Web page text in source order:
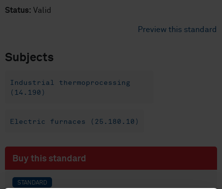
Status: Valid
Preview this standard
Subjects
Industrial thermoprocessing
(14.190)
Electric furnaces (25.180.10)
Buy this standard
STANDARD